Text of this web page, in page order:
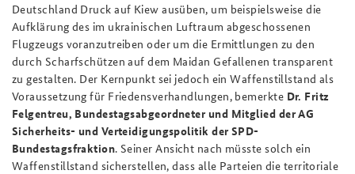
Deutschland Druck auf Kiew ausüben, um beispielsweise die
Aufklärung des im ukrainischen Luftraum abgeschossenen
Flugzeugs voranzutreiben oder um die Ermittlungen zu den
durch Scharfschützen auf dem Maidan Gefallenen transparent
zu gestalten. Der Kernpunkt sei jedoch ein Waffenstillstand als
Voraussetzung für Friedensverhandlungen, bemerkte Dr. Fritz
Felgentreu, Bundestagsabgeordneter und Mitglied der AG
Sicherheits- und Verteidigungspolitik der SPD-
Bundestagsfraktion. Seiner Ansicht nach müsste solch ein
Waffenstillstand sicherstellen, dass alle Parteien die territoriale